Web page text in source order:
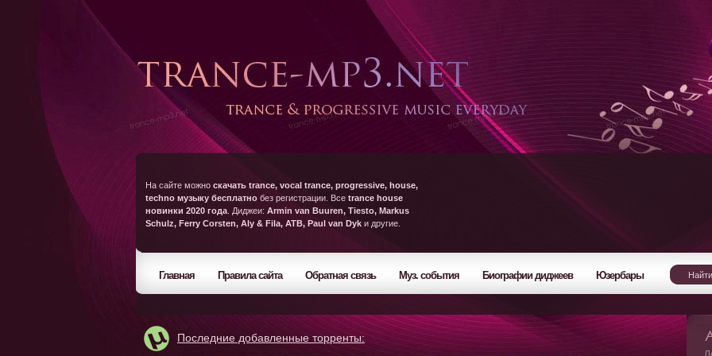
На сайте можно скачать trance, vocal trance, progressive, house,
techno музыку бесплатно без регистрации. Все trance house
новинки 2020 года . Диджеи: Armin van Buuren, Tiesto, Markus
Schulz, Ferry Corsten, Aly & Fila, ATB, Paul van Dyk и другие.
Главная Правила сайта Обратная связь Муз. события Биографии диджеев Юзербары
Последние добавленные торренты: